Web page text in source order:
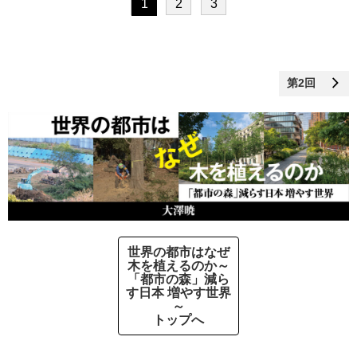
1 2 3
第2回
世界の都市はなぜ
木を植えるのか～
「都市の森」減ら
す日本 増やす世界
～
トップへ